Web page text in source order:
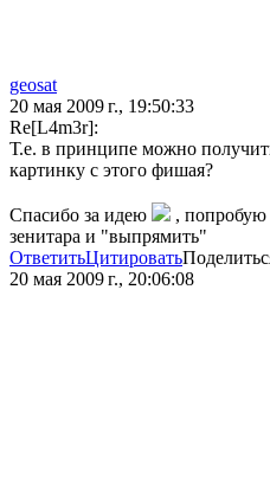
geosat
20 мая 2009 г., 19:50:33
Re[L4m3r]:
Т.е. в принципе можно
картинку с этого фишая?
Спасибо за идею
, попробую
зенитара и "выпрямить"
ОтветитьЦитировать
20 мая 2009 г., 20:06:08